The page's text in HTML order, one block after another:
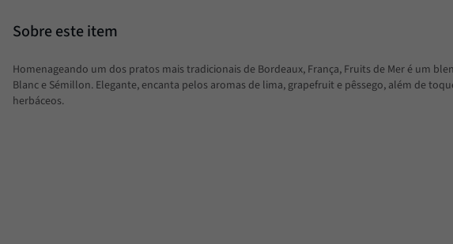
Homenageando um dos pratos mais tradicionais de Bordeaux, França, Fruits de Mer é um
Blanc e Sémillon. Elegante, encanta pelos aromas de lima, grapefruit e pêssego, além de
herbáceos.